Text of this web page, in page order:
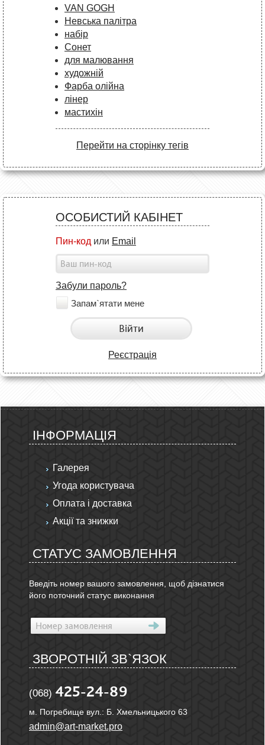
VAN GOGH
Невська палітра
набір
Сонет
для малювання
художній
Фарба олійна
лінер
мастихін
Перейти на сторінку тегів
ОСОБИСТИЙ КАБІНЕТ
Пин-код или Email
Забули пароль?
Запам`ятати мене
Війти
Реєстрація
ІНФОРМАЦІЯ
Галерея
Угода користувача
Оплата і доставка
Акції та знижки
СТАТУС ЗАМОВЛЕННЯ
Введіть номер вашого замовлення, щоб дізнатися
його поточний статус виконання
ЗВОРОТНІЙ ЗВ`ЯЗОК
(068) 425-24-89
м. Погребище вул.: Б. Хмельницького 63
admin@art-market.pro